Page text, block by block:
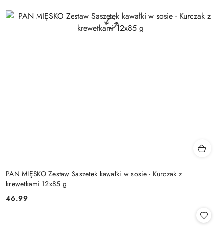
PAN MIĘSKO Zestaw Saszetek kawałki w sosie - Kurczak z
krewetkami 12x85 g
Cena:
46.99